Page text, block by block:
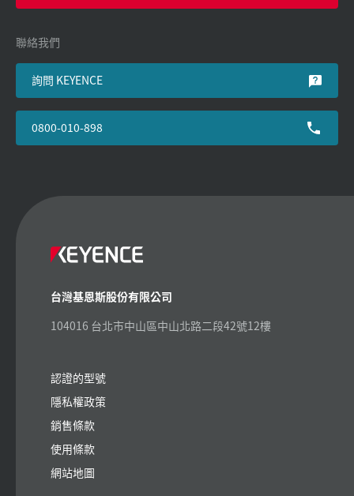
聯絡我們
詢問 KEYENCE
0800-010-898
台灣基恩斯股份有限公司
104016 台北市中山區中山北路二段42號12樓
認證的型號
隱私權政策
銷售條款
使用條款
網站地圖